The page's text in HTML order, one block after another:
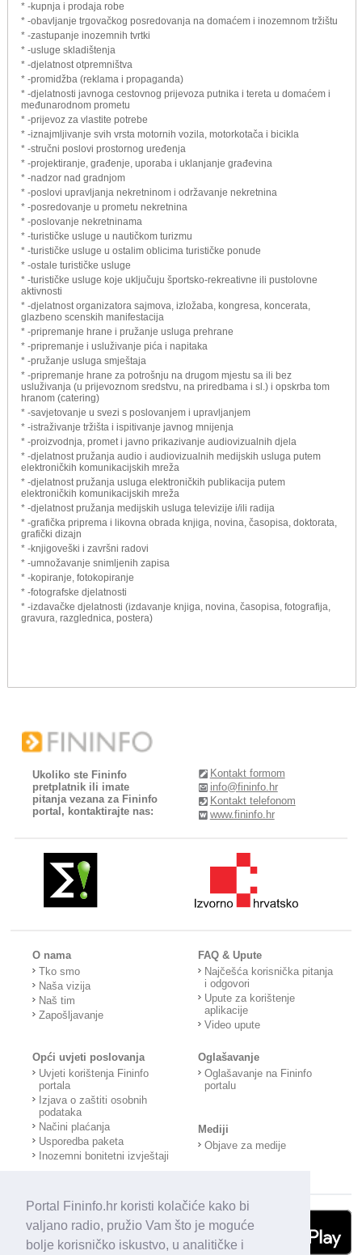
Portal Fininfo.hr koristi kolačiće kako bi
valjano radio, pružio Vam što je moguće
bolje korisničko iskustvo, u analitičke i
* -kupnja i prodaja robe
* -obavljanje trgovačkog posredovanja na domaćem i inozemnom tržištu
* -zastupanje inozemnih tvrtki
* -usluge skladištenja
* -djelatnost otpremništva
* -promidžba (reklama i propaganda)
* -djelatnosti javnoga cestovnog prijevoza putnika i tereta u domaćem i
međunarodnom prometu
* -prijevoz za vlastite potrebe
* -iznajmljivanje svih vrsta motornih vozila, motorkotača i bicikla
* -stručni poslovi prostornog uređenja
* -projektiranje, građenje, uporaba i uklanjanje građevina
* -nadzor nad gradnjom
* -poslovi upravljanja nekretninom i održavanje nekretnina
* -posredovanje u prometu nekretnina
* -poslovanje nekretninama
* -turističke usluge u nautičkom turizmu
* -turističke usluge u ostalim oblicima turističke ponude
* -ostale turističke usluge
* -turističke usluge koje uključuju športsko-rekreativne ili pustolovne
aktivnosti
* -djelatnost organizatora sajmova, izložaba, kongresa, koncerata,
glazbeno scenskih manifestacija
* -pripremanje hrane i pružanje usluga prehrane
* -pripremanje i usluživanje pića i napitaka
* -pružanje usluga smještaja
* -pripremanje hrane za potrošnju na drugom mjestu sa ili bez
usluživanja (u prijevoznom sredstvu, na priredbama i sl.) i opskrba tom
hranom (catering)
* -savjetovanje u svezi s poslovanjem i upravljanjem
* -istraživanje tržišta i ispitivanje javnog mnijenja
* -proizvodnja, promet i javno prikazivanje audiovizualnih djela
* -djelatnost pružanja audio i audiovizualnih medijskih usluga putem
elektroničkih komunikacijskih mreža
* -djelatnost pružanja usluga elektroničkih publikacija putem
elektroničkih komunikacijskih mreža
* -djelatnost pružanja medijskih usluga televizije i/ili radija
* -grafička priprema i likovna obrada knjiga, novina, časopisa, doktorata,
grafički dizajn
* -knjigoveški i završni radovi
* -umnožavanje snimljenih zapisa
* -kopiranje, fotokopiranje
* -fotografske djelatnosti
* -izdavačke djelatnosti (izdavanje knjiga, novina, časopisa, fotografija,
gravura, razglednica, postera)
Ukoliko ste Fininfo
pretplatnik ili imate
pitanja vezana za Fininfo
portal, kontaktirajte nas:
Kontakt formom
info@fininfo.hr
Kontakt telefonom
www.fininfo.hr
O nama
Tko smo
Naša vizija
Naš tim
Zapošljavanje
FAQ & Upute
Najčešća korisnička pitanja
i odgovori
Upute za korištenje
aplikacije
Video upute
Opći uvjeti poslovanja
Uvjeti korištenja Fininfo
portala
Izjava o zaštiti osobnih
podataka
Načini plaćanja
Usporedba paketa
Inozemni bonitetni izvještaji
Oglašavanje
Oglašavanje na Fininfo
portalu
Mediji
Objave za medije